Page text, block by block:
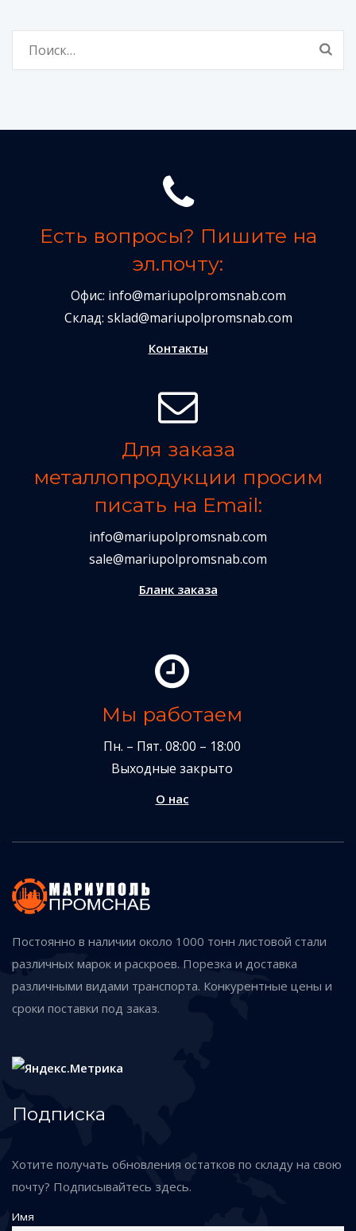
Есть вопросы? Пишите на
эл.почту:
Офис: info@mariupolpromsnab.com
Склад: sklad@mariupolpromsnab.com
Контакты
Для заказа
металлопродукции просим
писать на Email:
info@mariupolpromsnab.com
sale@mariupolpromsnab.com
Бланк заказа
Мы работаем
Пн. – Пят. 08:00 – 18:00
Выходные закрыто
О нас
Постоянно в наличии около 1000 тонн листовой стали
различных марок и раскроев. Порезка и доставка
различными видами транспорта. Конкурентные цены и
сроки поставки под заказ.
Подписка
Хотите получать обновления остатков по складу на свою
почту? Подписывайтесь здесь.
Имя